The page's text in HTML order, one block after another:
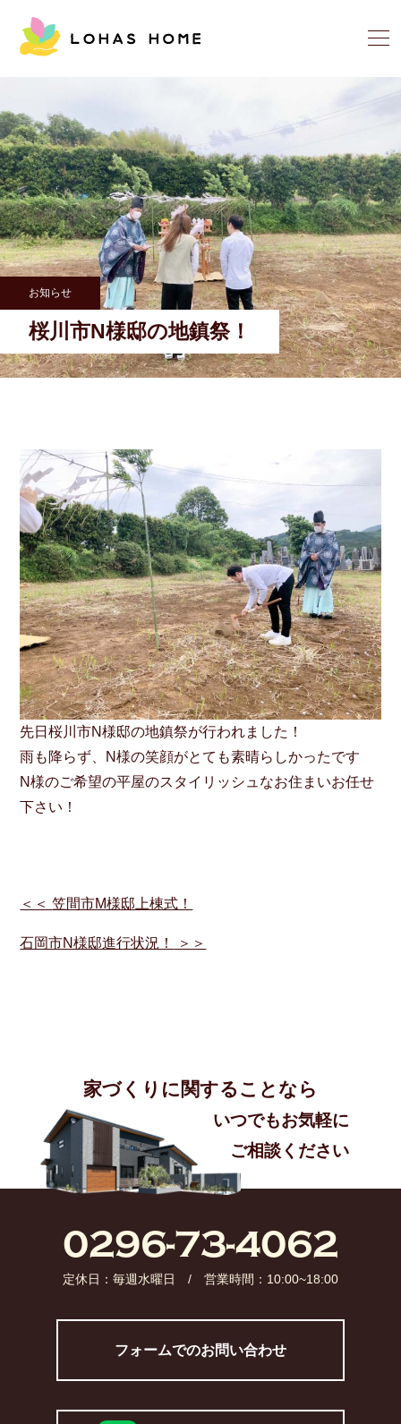
お知らせ
桜川市N様邸の地鎮祭！
先日桜川市N様邸の地鎮祭が行われました！
雨も降らず、N様の笑顔がとても素晴らしかったです
N様のご希望の平屋のスタイリッシュなお住まいお任せ
下さい！
＜＜笠間市M様邸上棟式！
石岡市N様邸進行状況！ ＞＞
家づくりに関することなら
いつでもお気軽に
ご相談ください​
0296-73-4062​
定休日：毎週水曜日 / 営業時間：10:00~18:00​
フォームでのお問い合わせ